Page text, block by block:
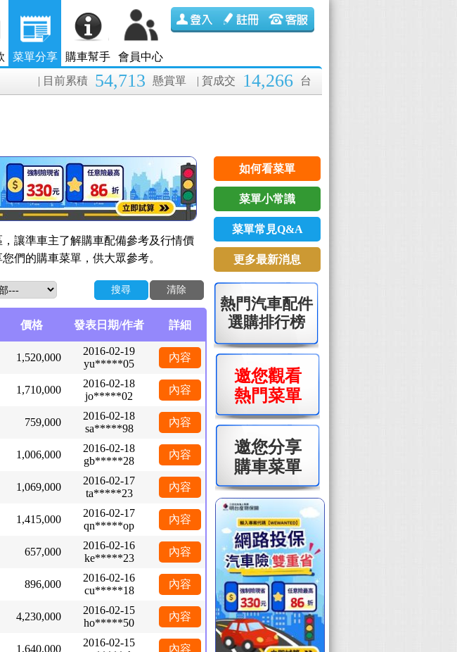
菜單分享 購車幫手 會員中心
| 賀成交 14,266 台
| 目前累積 54,713 懸賞單
讓準車主了解購車配備參考及行情價
們的購車菜單，供大眾參考。
清除
搜尋
價格 發表日期/作者 詳細
1,520,000
2016-02-19
yu*****05
內容
1,710,000
2016-02-18
jo*****02
內容
759,000
2016-02-18
sa*****98
內容
1,006,000
2016-02-18
gb*****28
內容
1,069,000
2016-02-17
ta*****23
內容
1,415,000
2016-02-17
qn*****op
內容
657,000
2016-02-16
ke*****23
內容
896,000
2016-02-16
cu*****18
內容
4,230,000
2016-02-15
ho*****50
內容
1,640,000
2016-02-15
內容
如何看菜單
菜單小常識
菜單常見Q&A
更多最新消息
熱門汽車配件
選購排行榜
邀您觀看
熱門菜單
邀您分享
購車菜單